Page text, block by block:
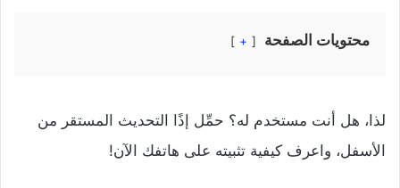
محتويات الصفحة +
لذا، هل أنت مستخدم له؟ حمِّل إذًا التحديث المستقر من
الأسفل، واعرف كيفية تثبيته على هاتفك الآن!